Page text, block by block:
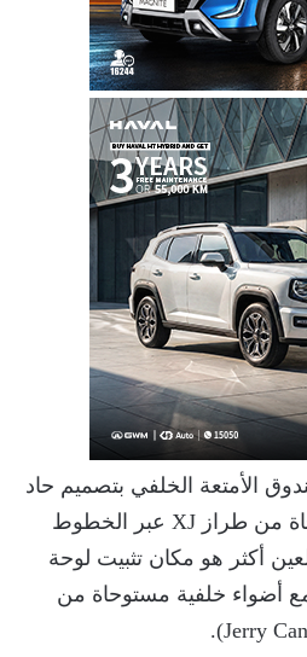
الأمتعة الخلفي بتصميم حاد
الملامح مع لمسة مستوحاة من طراز XJ عبر الخطوط
أكثر هو مكان تثبيت لوحة
مع أضواء خلفية مستوحاة من